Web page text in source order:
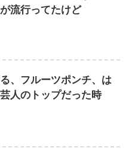
流行ってたけど
る、フルーツポンチ、は
人のトップだった時